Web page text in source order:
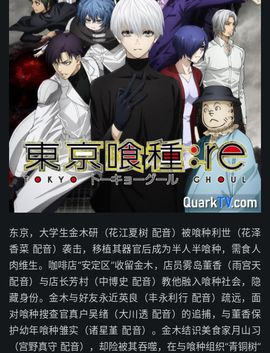
东京，大学生金木研（花江夏树 配音）被喰种利世（花泽
香菜 配音）袭击，移植其器官后成为半人半喰种，需食人
肉维生。咖啡店“安定区”收留金木，店员雾岛董香（雨宫天
配音）与店长芳村（中博史 配音）教他融入喰种社会，隐
藏身份。金木与好友永近英良（丰永利行 配音）疏远，面
对喰种搜查官真户吴绪（大川透 配音）的追捕，与董香保
护幼年喰种雏实（诸星堇 配音）。金木结识美食家月山习
（宫野真守 配音），却险被其吞噬，在与喰种组织“青铜树”